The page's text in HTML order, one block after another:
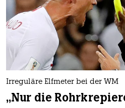
abo
genossenschaft
epaper login
Irreguläre Elfmeter bei der WM
„Nur die